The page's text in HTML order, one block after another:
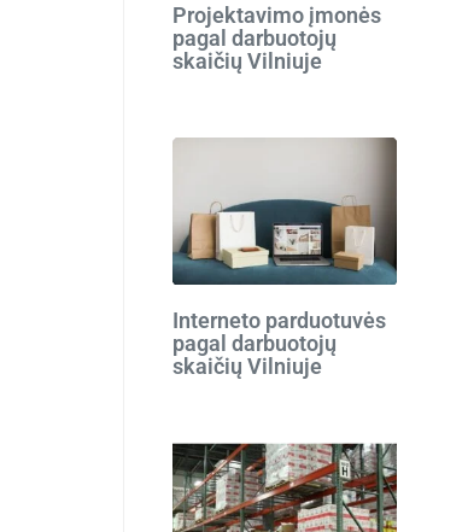
Projektavimo įmonės
pagal darbuotojų
skaičių Vilniuje
Interneto parduotuvės
pagal darbuotojų
skaičių Vilniuje